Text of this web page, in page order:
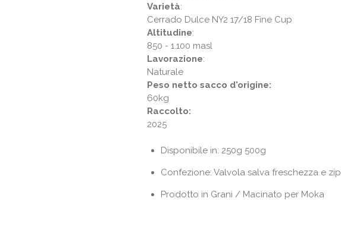
Varietà:
Cerrado Dulce NY2 17/18 Fine Cup
Altitudine:
850 - 1.100 masl
Lavorazione:
Naturale
Peso netto sacco d'origine:
60kg
Raccolto:
2025
Disponibile in: 250g 500g
Confezione: Valvola salva freschezza e zip
Prodotto in Grani / Macinato per Moka